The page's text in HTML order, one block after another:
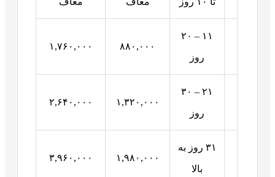
۱۱ – ۲۰
روز
۸۸۰,۰۰۰ ۱,۷۶۰,۰۰۰
۲۱ – ۳۰
روز
۱,۳۲۰,۰۰۰ ۲,۶۴۰,۰۰۰
۳۱ روز به
بالا
۱,۹۸۰,۰۰۰ ۳,۹۶۰,۰۰۰